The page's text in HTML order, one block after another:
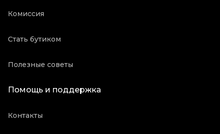
Комиссия
Стать бутиком
Полезные советы
Помощь и поддержка
Контакты